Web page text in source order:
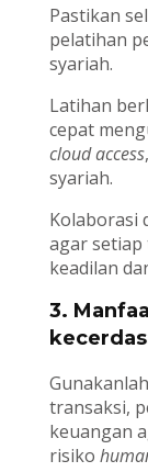
Pastikan
pelatihan
syariah.
Latihan
cepat
cloud access
syariah.
Kolaborasi
agar
keadilan
3.
transaksi,
keuangan
risiko